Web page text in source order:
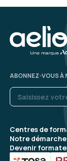
Excellente
parler et
d’aborder
accessible.
stimulants,
où l’on se
toutes ses
Formation :
Jérémy B.
La
Centres de
Notre
Devenir
ABONNEZ-VOUS À